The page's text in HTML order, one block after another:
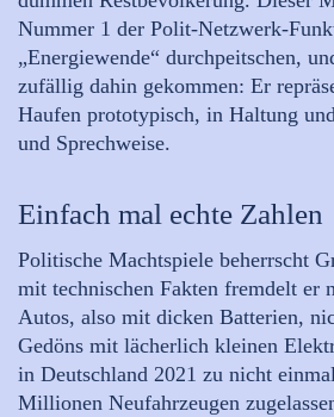
Nummer 1 der Polit-Netzwerk-
„Energiewende“ durchpeitschen,
zufällig dahin gekommen: Er
Haufen prototypisch, in Haltung
und Sprechweise.
Einfach mal echte Zahlen
Politische Machtspiele beherrscht
mit technischen Fakten fremdelt er
Autos, also mit dicken Batterien,
Gedöns mit lächerlich kleinen
in Deutschland 2021 zu nicht
Millionen Neufahrzeugen